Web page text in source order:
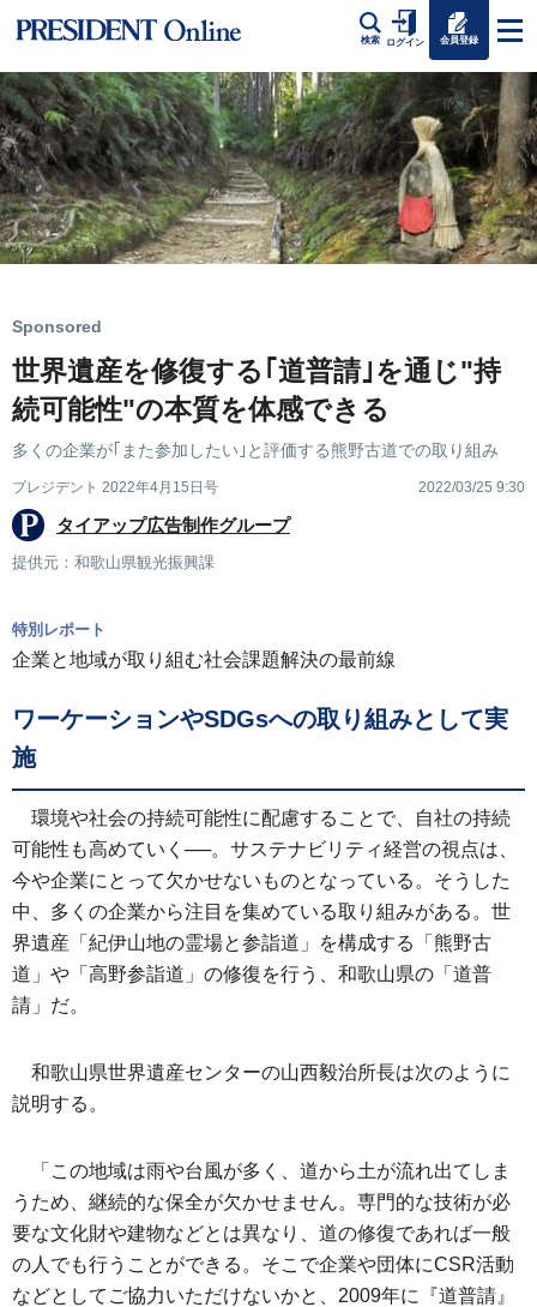
検索 ログイン 会員登録
Sponsored
世界遺産を修復する｢道普請｣を通じ"持
続可能性"の本質を体感できる
多くの企業が｢また参加したい｣と評価する熊野古道での取り組み
プレジデント 2022年4月15日号 2022/03/25 9:30
タイアップ広告制作グループ
提供元：和歌山県観光振興課
特別レポート
企業と地域が取り組む社会課題解決の最前線
ワーケーションやSDGsへの取り組みとして実
施
環境や社会の持続可能性に配慮することで、自社の持続
可能性も高めていく──。サステナビリティ経営の視点は、
今や企業にとって欠かせないものとなっている。そうした
中、多くの企業から注目を集めている取り組みがある。世
界遺産「紀伊山地の霊場と参詣道」を構成する「熊野古
道」や「高野参詣道」の修復を行う、和歌山県の「道普
請」だ。
和歌山県世界遺産センターの山西毅治所長は次のように
説明する。
「この地域は雨や台風が多く、道から土が流れ出てしま
うため、継続的な保全が欠かせません。専門的な技術が必
要な文化財や建物などとは異なり、道の修復であれば一般
の人でも行うことができる。そこで企業や団体にCSR活動
などとしてご協力いただけないかと、2009年に『道普請』